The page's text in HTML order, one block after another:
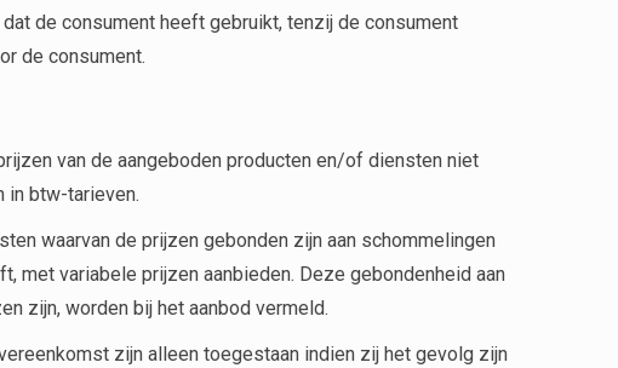
de consument heeft gebruikt, tenzij de consument
de consument.
van de aangeboden producten en/of diensten niet
in btw-tarieven.
waarvan de prijzen gebonden zijn aan schommelingen
met variabele prijzen aanbieden. Deze gebondenheid aan
zijn, worden bij het aanbod vermeld.
zijn alleen toegestaan indien zij het gevolg zijn